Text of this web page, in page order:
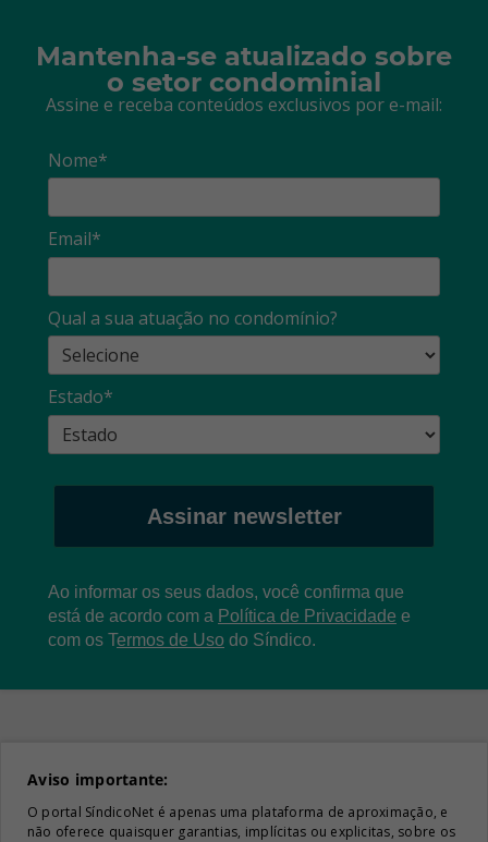
Mantenha-se atualizado sobre
o setor condominial
Assine e receba conteúdos exclusivos por e-mail:
Nome*
Email*
Qual a sua atuação no condomínio?
Estado*
Assinar newsletter
Ao informar os seus dados, você confirma que
está de acordo com a Política de Privacidade e
com os Termos de Uso do Síndico.
Aviso importante:
O portal SíndicoNet é apenas uma plataforma de aproximação, e
não oferece quaisquer garantias, implícitas ou explicitas, sobre os